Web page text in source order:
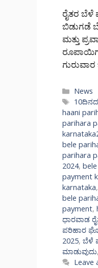
ರೈತರ
ಬಿಡುಗಡೆ
ಮತ್ತು
News
Tags
haani
parihara
bele
parihara
2024,
payment
karnataka,
bele
payment,
ಧಾರವಾಡ
ಪರಿಹಾರ
2025, ಬೆಳೆ
ಮಾಡುವುದು,
Leave